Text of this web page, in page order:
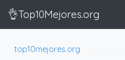
👌Top10Mejores.org
top10mejores.org